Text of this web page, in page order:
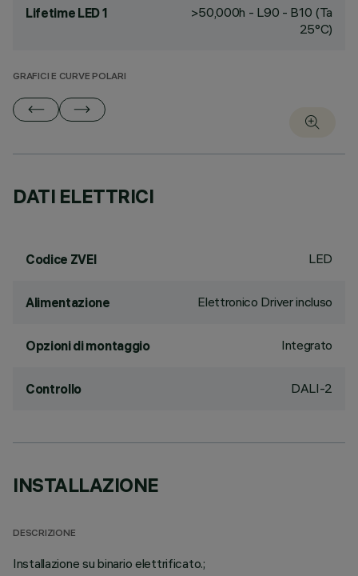
Lifetime LED 1
>50,000h - L90 - B10 (Ta
25°C)
GRAFICI E CURVE POLARI
DATI ELETTRICI
Codice ZVEI LED
Alimentazione Elettronico Driver incluso
Opzioni di montaggio Integrato
Controllo DALI-2
INSTALLAZIONE
DESCRIZIONE
Installazione su binario elettrificato.;